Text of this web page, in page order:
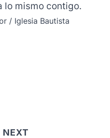
lo mismo contigo.
/ Iglesia Bautista
NEXT